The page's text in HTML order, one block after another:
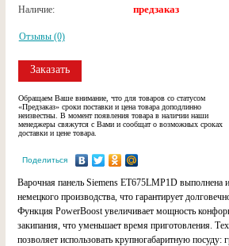
Наличие: предзаказ
Отзывы (0)
Заказать
Обращаем Ваше внимание, что для товаров со статусом
«Предзаказ» сроки поставки и цена товара доподлинно
неизвестны. В момент появления товара в наличии наши
менеджеры свяжутся с Вами и сообщат о возможных сроках
доставки и цене товара.
Поделиться
Варочная панель Siemens ET675LMP1D выполнена
немецкого производства, что гарантирует
Функция PowerBoost увеличивает мощность
закипания, что уменьшает время приготовления.
позволяет использовать крупногабаритную посуду: